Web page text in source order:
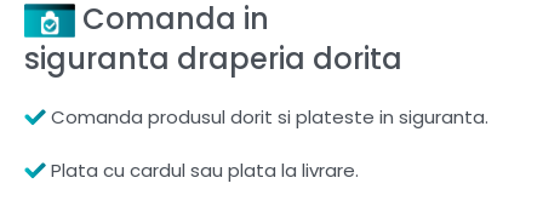
Comanda in
siguranta draperia dorita
Comanda produsul dorit si plateste in siguranta.
Plata cu cardul sau plata la livrare.